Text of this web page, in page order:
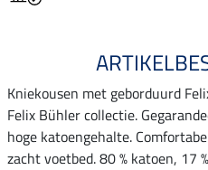
Kniekousen met geborduurd
Felix Bühler collectie.
hoge katoengehalte.
zacht voetbed. 80 % katoen, 17